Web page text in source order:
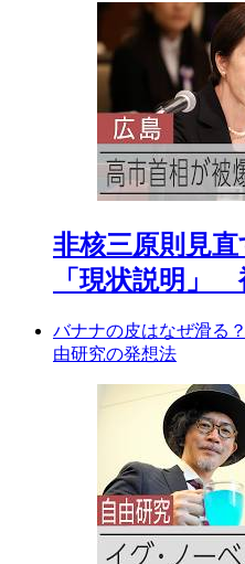
非核三原則見
「現状説明」
バナナの皮はなぜ滑る
由研究の発想法